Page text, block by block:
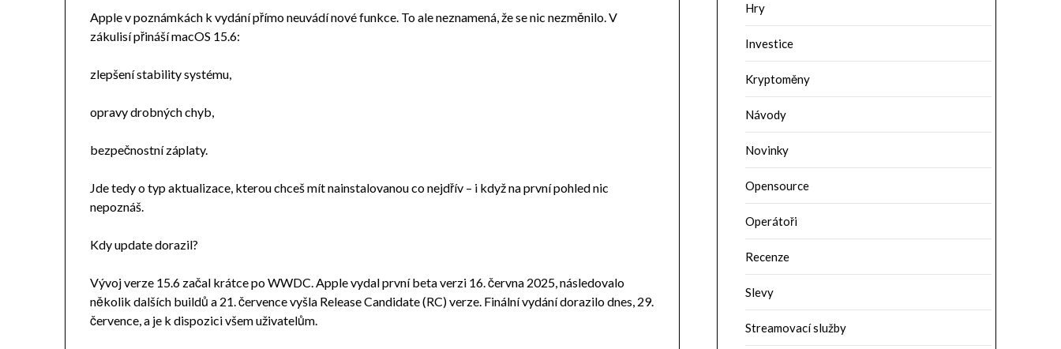
Apple v poznámkách k vydání přímo neuvádí nové funkce. To ale neznamená, že se nic nezměnilo. V
zákulisí přináší macOS 15.6:
zlepšení stability systému,
opravy drobných chyb,
bezpečnostní záplaty.
Jde tedy o typ aktualizace, kterou chceš mít nainstalovanou co nejdřív – i když na první pohled nic
nepoznáš.
Kdy update dorazil?
Vývoj verze 15.6 začal krátce po WWDC. Apple vydal první beta verzi 16. června 2025, následovalo
několik dalších buildů a 21. července vyšla Release Candidate (RC) verze. Finální vydání dorazilo dnes, 29.
července, a je k dispozici všem uživatelům.
Hry
Investice
Kryptoměny
Návody
Novinky
Opensource
Operátoři
Recenze
Slevy
Streamovací služby